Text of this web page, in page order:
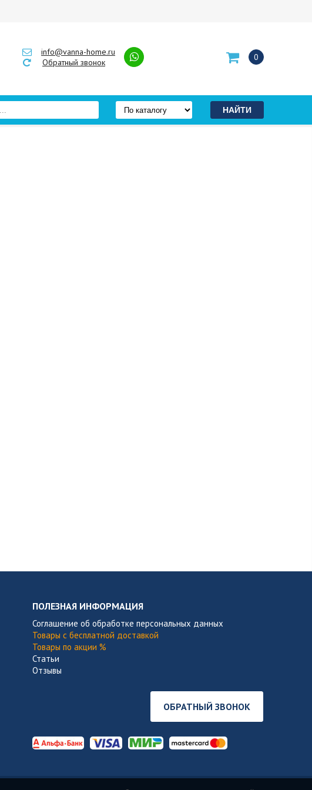
info@vanna-home.ru
Обратный звонок
0
ПОЛЕЗНАЯ ИНФОРМАЦИЯ
Соглашение об обработке персональных данных
Товары с бесплатной доставкой
Товары по акции %
Статьи
Отзывы
ОБРАТНЫЙ ЗВОНОК